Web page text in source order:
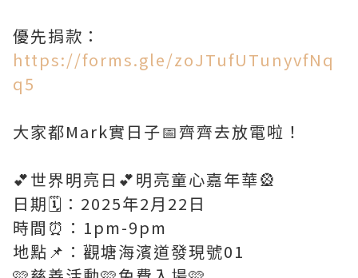
優先捐款：
https://forms.gle/zoJTufUTunyvfNq
q5
大家都Mark實日子📅齊齊去放電啦！
💕世界明亮日💕明亮童心嘉年華🎡
日期🗓️：2025年2月22日
時間⏰：1pm-9pm
地點📌：觀塘海濱道發現號01